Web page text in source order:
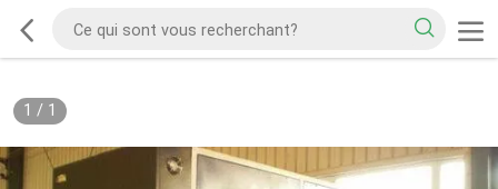
1 / 1